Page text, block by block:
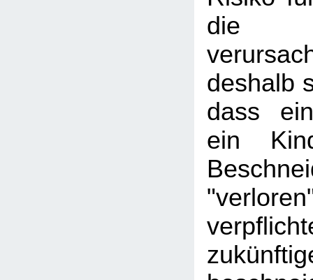
die
deshalb
dass
ein